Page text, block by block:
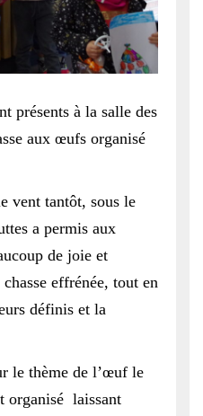
présents à la salle des
aux œufs organisé
vent tantôt, sous le
a permis aux
de joie et
chasse effrénée, tout en
définis et la
le thème de l’œuf le
organisé laissant